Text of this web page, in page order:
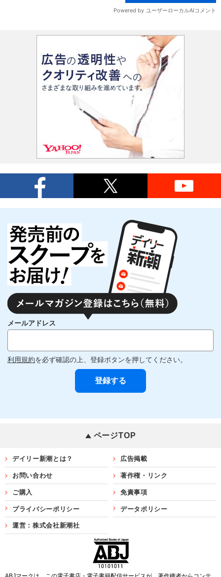
メールアドレス
利用規約を必ず確認の上、登録ボタンを押してください。
ページTOP
デイリー新潮とは？ 広告掲載
お問い合わせ 著作権・リンク
ご購入 免責事項
プライバシーポリシー データポリシー
運営：株式会社新潮社